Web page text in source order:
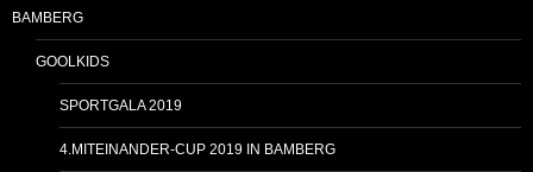
BAMBERG
GOOLKIDS
SPORTGALA 2019
4.MITEINANDER-CUP 2019 IN BAMBERG